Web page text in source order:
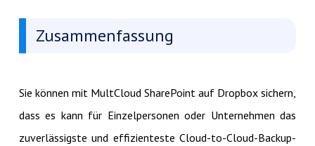
Zusammenfassung
Sie können mit MultCloud SharePoint auf Dropbox sichern,
dass es kann für Einzelpersonen oder Unternehmen das
zuverlässigste und effizienteste Cloud-to-Cloud-Backup-